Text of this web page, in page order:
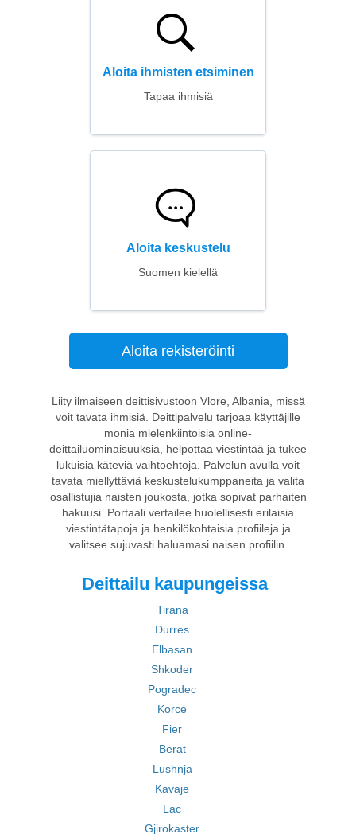
Aloita ihmisten etsiminen
Tapaa ihmisiä
Aloita keskustelu
Suomen kielellä
Aloita rekisteröinti
Liity ilmaiseen deittisivustoon Vlore, Albania, missä
voit tavata ihmisiä. Deittipalvelu tarjoaa käyttäjille
monia mielenkiintoisia online-
deittailuominaisuuksia, helpottaa viestintää ja tukee
lukuisia käteviä vaihtoehtoja. Palvelun avulla voit
tavata miellyttäviä keskustelukumppaneita ja valita
osallistujia naisten joukosta, jotka sopivat parhaiten
hakuusi. Portaali vertailee huolellisesti erilaisia
viestintätapoja ja henkilökohtaisia profiileja ja
valitsee sujuvasti haluamasi naisen profiilin.
Deittailu kaupungeissa
Tirana
Durres
Elbasan
Shkoder
Pogradec
Korce
Fier
Berat
Lushnja
Kavaje
Lac
Gjirokaster